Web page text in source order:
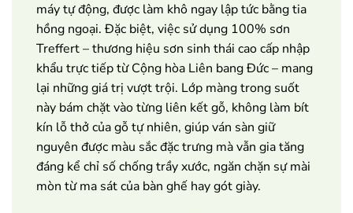
máy tự động, được làm khô ngay lập tức bằng tia
hồng ngoại. Đặc biệt, việc sử dụng 100% sơn
Treffert – thương hiệu sơn sinh thái cao cấp nhập
khẩu trực tiếp từ Cộng hòa Liên bang Đức – mang
lại những giá trị vượt trội. Lớp màng trong suốt
này bám chặt vào từng liên kết gỗ, không làm bít
kín lỗ thở của gỗ tự nhiên, giúp ván sàn giữ
nguyên được màu sắc đặc trưng mà vẫn gia tăng
đáng kể chỉ số chống trầy xước, ngăn chặn sự mài
mòn từ ma sát của bàn ghế hay gót giày.